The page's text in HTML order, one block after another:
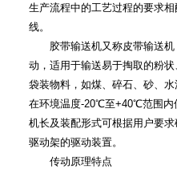
生产流程中的工艺过程的要求
线。
胶带输送机又称皮带输送机
动，适用于输送易于掏取的粉
袋装物料，如煤、碎石、砂、
在环境温度-20℃至+40℃范围内
机长及装配形式可根据用户要
驱动架的驱动装置。
传动原理特点